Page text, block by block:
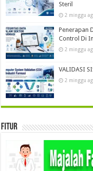
Steril
2 minggu
Penerapan
Control Di
2 minggu
VALIDASI
2 minggu
Fitur